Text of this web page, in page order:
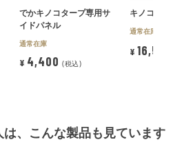
でかキノコタープ専用サ
イドパネル
通常在庫
¥ 4,400 税込
キノコタープ
通常在庫
¥ 16,500
、こんな製品も見ています